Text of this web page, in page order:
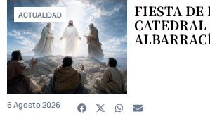
ACTUALIDAD FIESTA DE
CATEDRAL
6 Agosto 2026